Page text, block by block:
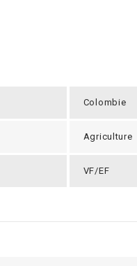
Colombie
Agriculture
VF/EF